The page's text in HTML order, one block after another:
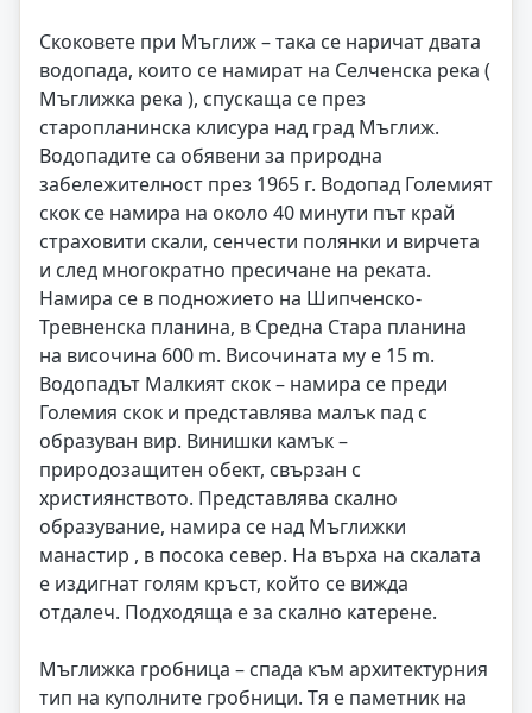
Скоковете при Мъглиж – така се наричат двата
водопада, които се намират на Селченска река (
Мъглижка река ), спускаща се през
старопланинска клисура над град Мъглиж.
Водопадите са обявени за природна
забележителност през 1965 г. Водопад Големият
скок се намира на около 40 минути път край
страховити скали, сенчести полянки и вирчета
и след многократно пресичане на реката.
Намира се в подножието на Шипченско-
Тревненска планина, в Средна Стара планина
на височина 600 m. Височината му е 15 m.
Водопадът Малкият скок – намира се преди
Големия скок и представлява малък пад с
образуван вир. Винишки камък –
природозащитен обект, свързан с
християнството. Представлява скално
образувание, намира се над Мъглижки
манастир , в посока север. На върха на скалата
е издигнат голям кръст, който се вижда
отдалеч. Подходяща е за скално катерене.
Мъглижка гробница – спада към архитектурния
тип на куполните гробници. Тя е паметник на